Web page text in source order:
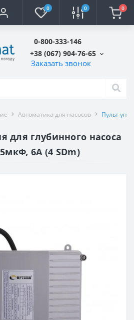
0 0 0
0-800-333-146
+38 (067) 904-76-65
Заказать звонок
Автоматика для насосов Пульт
для глубинного насоса
6А (4 SDm)